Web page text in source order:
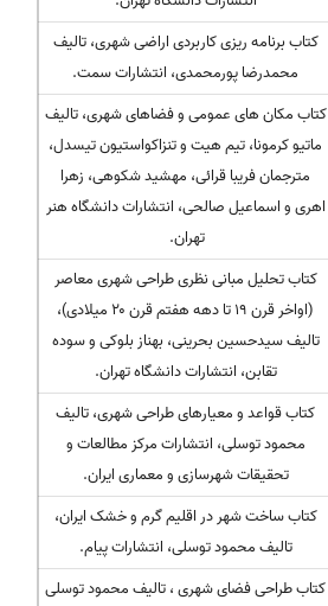
کتاب برنامه ریزی کاربردی اراضی شهری، تالیف
محمدرضا پورمحمدی، انتشارات سمت.
کتاب مکان های عمومی و فضاهای شهری، تالیف
ماتیو کرمونا، تیم هیت و تنزاکواستیون تیسدل،
مترجمان فریبا قرائی، مهشید شکوهی، زهرا
اهری و اسماعیل صالحی، انتشارات دانشگاه هنر
تهران.
کتاب تحلیل مبانی نظری طراحی شهری معاصر
(اواخر قرن ۱۹ تا دهه هفتم قرن ۲۰ میلادی)،
تالیف سیدحسین بحرینی، بهناز بلوکی و سوده
تقابن، انتشارات دانشگاه تهران.
کتاب قواعد و معیارهای طراحی شهری، تالیف
محمود توسلی، انتشارات مرکز مطالعات و
تحقیقات شهرسازی و معماری ایران.
کتاب ساخت شهر در اقلیم گرم و خشک ایران،
تالیف محمود توسلی، انتشارات پیام.
کتاب طراحی فضای شهری ، تالیف محمود توسلی